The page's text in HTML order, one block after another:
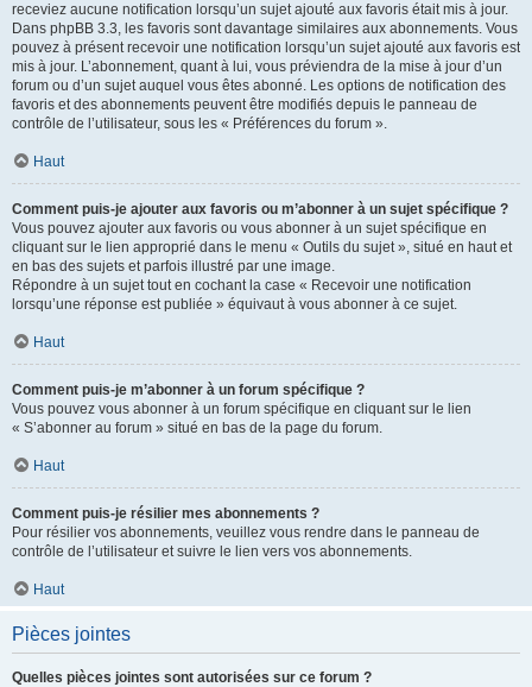
receviez aucune notification lorsqu’un sujet ajouté aux favoris était mis à jour.
Dans phpBB 3.3, les favoris sont davantage similaires aux abonnements. Vous
pouvez à présent recevoir une notification lorsqu’un sujet ajouté aux favoris est
mis à jour. L’abonnement, quant à lui, vous préviendra de la mise à jour d’un
forum ou d’un sujet auquel vous êtes abonné. Les options de notification des
favoris et des abonnements peuvent être modifiés depuis le panneau de
contrôle de l’utilisateur, sous les « Préférences du forum ».
Haut
Comment puis-je ajouter aux favoris ou m’abonner à un sujet spécifique ?
Vous pouvez ajouter aux favoris ou vous abonner à un sujet spécifique en
cliquant sur le lien approprié dans le menu « Outils du sujet », situé en haut et
en bas des sujets et parfois illustré par une image.
Répondre à un sujet tout en cochant la case « Recevoir une notification
lorsqu’une réponse est publiée » équivaut à vous abonner à ce sujet.
Haut
Comment puis-je m’abonner à un forum spécifique ?
Vous pouvez vous abonner à un forum spécifique en cliquant sur le lien
« S’abonner au forum » situé en bas de la page du forum.
Haut
Comment puis-je résilier mes abonnements ?
Pour résilier vos abonnements, veuillez vous rendre dans le panneau de
contrôle de l’utilisateur et suivre le lien vers vos abonnements.
Haut
Pièces jointes
Quelles pièces jointes sont autorisées sur ce forum ?